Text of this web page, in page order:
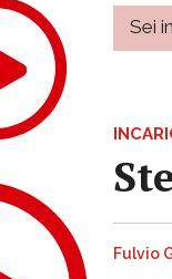
Sei
Fulvio